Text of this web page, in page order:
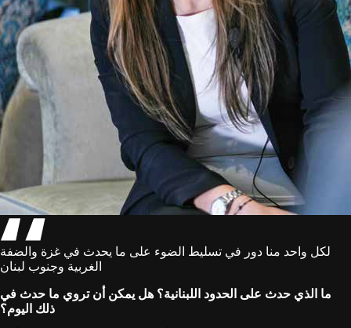
لكل واحد منا دور في تسليط الضوء على ما يحدث في غزة والضفة
الغربية وجنوب لبنان
ما الذي حدث على الحدود اللبنانية؟ هل يمكن أن تروي ما حدث في
ذلك اليوم؟